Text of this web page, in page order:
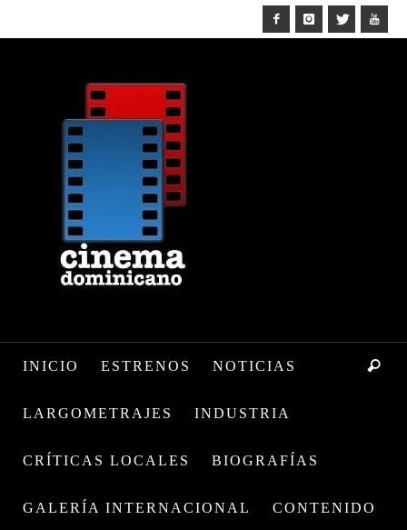
INICIO ESTRENOS NOTICIAS
LARGOMETRAJES INDUSTRIA
CRÍTICAS LOCALES BIOGRAFÍAS
GALERÍA INTERNACIONAL CONTENIDO